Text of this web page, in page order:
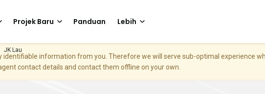
Projek Baru Panduan Lebih
identifiable information from you. Therefore we will serve sub-optimal experience
contact details and contact them offline on your own.
JK Lau